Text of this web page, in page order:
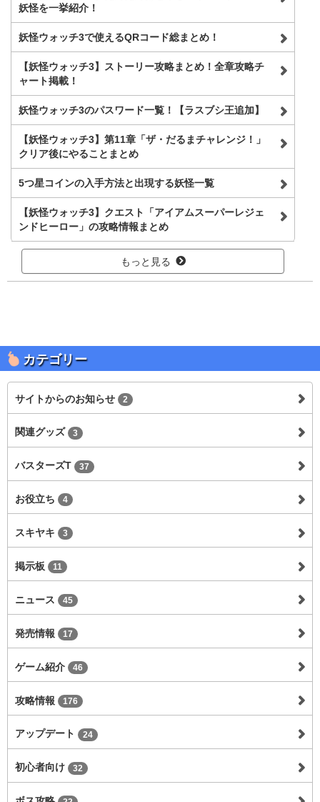
妖怪を一挙紹介！
妖怪ウォッチ3で使えるQRコード総まとめ！
【妖怪ウォッチ3】ストーリー攻略まとめ！全章攻略チ
ャート掲載！
妖怪ウォッチ3のパスワード一覧！【ラスブシ王追加】
【妖怪ウォッチ3】第11章「ザ・だるまチャレンジ！」
クリア後にやることまとめ
5つ星コインの入手方法と出現する妖怪一覧
【妖怪ウォッチ3】クエスト「アイアムスーパーレジェ
ンドヒーロー」の攻略情報まとめ
もっと見る
カテゴリー
サイトからのお知らせ 2
関連グッズ 3
バスターズT 37
お役立ち 4
スキヤキ 3
掲示板 11
ニュース 45
発売情報 17
ゲーム紹介 46
攻略情報 176
アップデート 24
初心者向け 32